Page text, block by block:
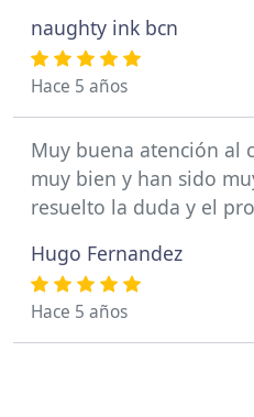
naughty ink bcn
Hace 5 años
Muy buena atención al
muy bien y han sido
resuelto la duda y el
Hugo Fernandez
Hace 5 años